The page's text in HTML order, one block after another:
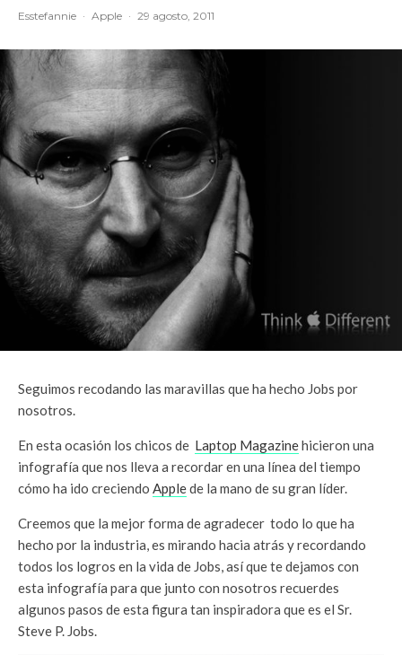
Esstefannie · Apple · 29 agosto, 2011
Seguimos recodando las maravillas que ha hecho Jobs por
nosotros.
En esta ocasión los chicos de Laptop Magazinehicieron una
infografía que nos lleva a recordar en una línea del tiempo
cómo ha ido creciendo Applede la mano de su gran líder.
Creemos que la mejor forma de agradecer todo lo que ha
hecho por la industria, es mirando hacia atrás y recordando
todos los logros en la vida de Jobs, así que te dejamos con
esta infografía para que junto con nosotros recuerdes
algunos pasos de esta figura tan inspiradora que es el Sr.
Steve P. Jobs.